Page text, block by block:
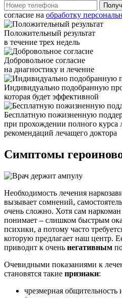
согласие на обработку
Положительный результат
в течение трех недель
Добровольное согласие
на диагностику и лечение
Индивидуально подобранную
которая будет эффективной
Бесплатную пожизненную
при прохождении полного курса
рекомендаций лечащего доктора
Симптомы
Необходимость лечения
вызывает сомнений,
очень сложно. Хотя сам наркоман
понимает – слишком быстрым
психики, а потому часто
которую предлагает наш центр.
приводит к очень негативным
Очевидными показаниями к
становятся такие признаки:
чрезмерная общительность